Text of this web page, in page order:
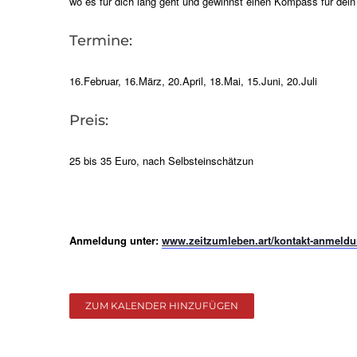
Termine:
16.Februar, 16.März, 20.April, 18.Mai, 15.Juni, 20.Juli
Preis:
25 bis 35 Euro, nach Selbsteinschätzun
Anmeldung unter: www.zeitzumleben.art/kontakt-
ZUM KALENDER HINZUFÜGEN